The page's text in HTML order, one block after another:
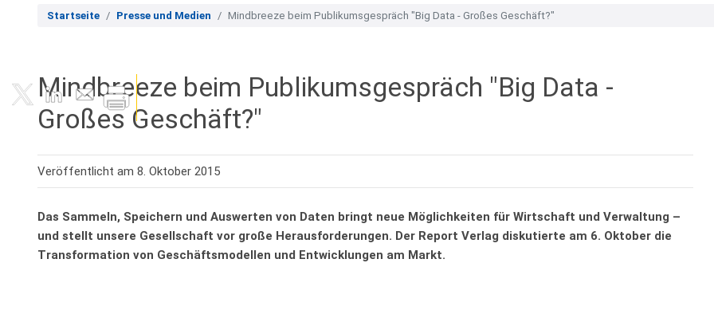
Startseite Presse und Medien Mindbreeze beim Publikumsgespräch "Big Data - Großes Geschäft?"
Mindbreeze beim Publikumsgespräch "Big Data -
Großes Geschäft?"
Veröffentlicht am 8. Oktober 2015
Das Sammeln, Speichern und Auswerten von Daten bringt neue Möglichkeiten für Wirtschaft und Verwaltung –
und stellt unsere Gesellschaft vor große Herausforderungen. Der Report Verlag diskutierte am 6. Oktober die
Transformation von Geschäftsmodellen und Entwicklungen am Markt.